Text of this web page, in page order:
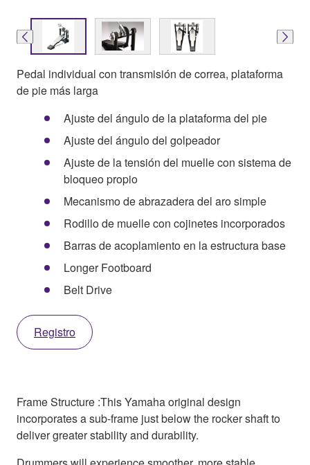
Pedal individual con transmisión de correa, plataforma
de pie más larga
Ajuste del ángulo de la plataforma del pie
Ajuste del ángulo del golpeador
Ajuste de la tensión del muelle con sistema de
bloqueo propio
Mecanismo de abrazadera del aro simple
Rodillo de muelle con cojinetes incorporados
Barras de acoplamiento en la estructura base
Longer Footboard
Belt Drive
Registro
Frame Structure :This Yamaha original design
incorporates a sub-frame just below the rocker shaft to
deliver greater stability and durability.